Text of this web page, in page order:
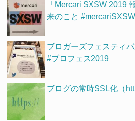
「Mercari SXSW 2019
来のこと #mercariSXSW
ブロガーズフェスティ
#ブロフェス2019
ブログの常時SSL化（